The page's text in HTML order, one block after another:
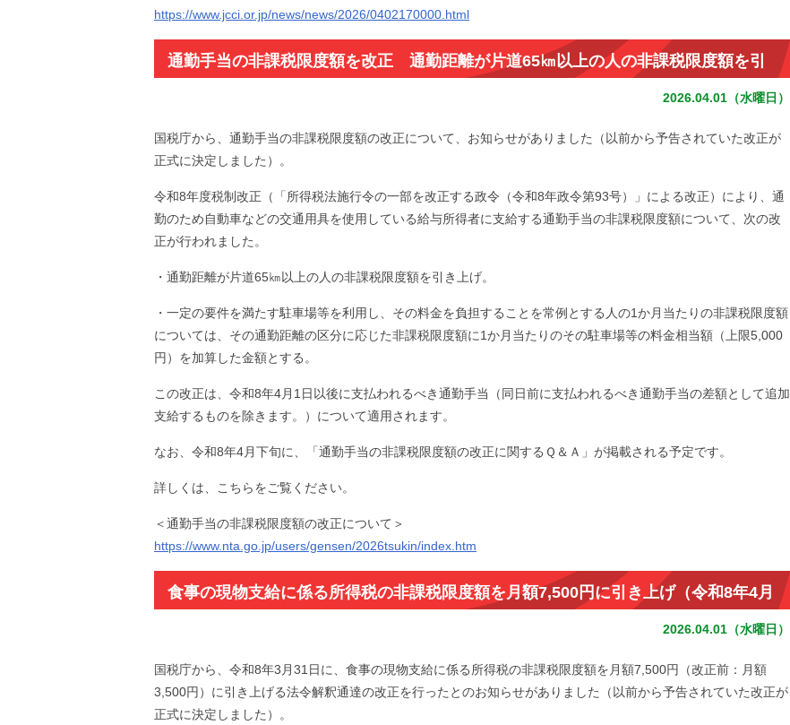
https://www.jcci.or.jp/news/news/2026/0402170000.html
通勤手当の非課税限度額を改正 通勤距離が片道65㎞以上の人の非課税限度額を引
2026.04.01（水曜日）
国税庁から、通勤手当の非課税限度額の改正について、お知らせがありました（以前から予告されていた改正が
正式に決定しました）。
令和8年度税制改正（「所得税法施行令の一部を改正する政令（令和8年政令第93号）」による改正）により、通
勤のため自動車などの交通用具を使用している給与所得者に支給する通勤手当の非課税限度額について、次の改
正が行われました。
・通勤距離が片道65㎞以上の人の非課税限度額を引き上げ。
・一定の要件を満たす駐車場等を利用し、その料金を負担することを常例とする人の1か月当たりの非課税限度額
については、その通勤距離の区分に応じた非課税限度額に1か月当たりのその駐車場等の料金相当額（上限5,000
円）を加算した金額とする。
この改正は、令和8年4月1日以後に支払われるべき通勤手当（同日前に支払われるべき通勤手当の差額として追加
支給するものを除きます。）について適用されます。
なお、令和8年4月下旬に、「通勤手当の非課税限度額の改正に関するＱ＆Ａ」が掲載される予定です。
詳しくは、こちらをご覧ください。
＜通勤手当の非課税限度額の改正について＞
https://www.nta.go.jp/users/gensen/2026tsukin/index.htm
食事の現物支給に係る所得税の非課税限度額を月額7,500円に引き上げ（令和8年4月
2026.04.01（水曜日）
国税庁から、令和8年3月31日に、食事の現物支給に係る所得税の非課税限度額を月額7,500円（改正前：月額
3,500円）に引き上げる法令解釈通達の改正を行ったとのお知らせがありました（以前から予告されていた改正が
正式に決定しました）。